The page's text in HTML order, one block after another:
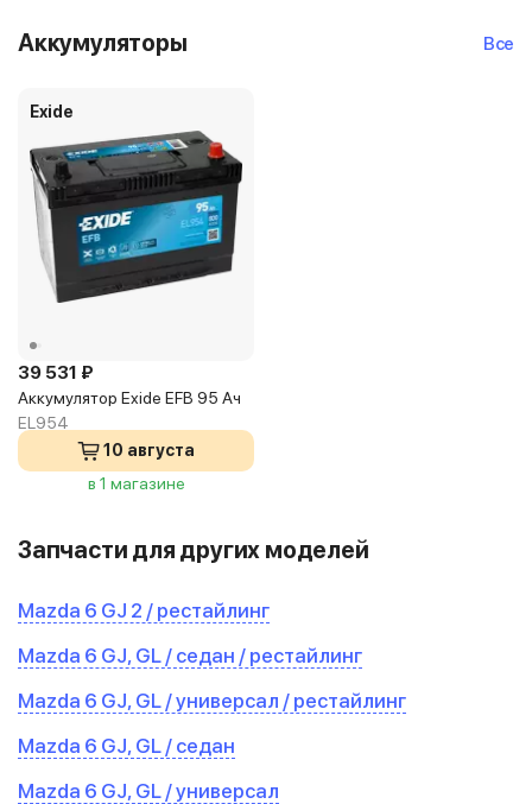
Аккумуляторы Все
Exide
39 531 ₽
Аккумулятор Exide EFB 95 Ач
EL954
10 августа
в 1 магазине
Запчасти для других моделей
Mazda 6 GJ 2 / рестайлинг
Mazda 6 GJ, GL / седан / рестайлинг
Mazda 6 GJ, GL / универсал / рестайлинг
Mazda 6 GJ, GL / седан
Mazda 6 GJ, GL / универсал